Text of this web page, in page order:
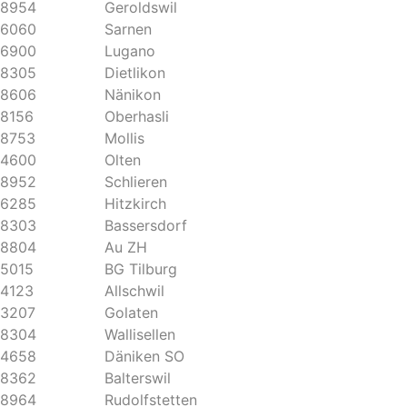
8954
Geroldswil
6060
Sarnen
6900
Lugano
8305
Dietlikon
8606
Nänikon
8156
Oberhasli
8753
Mollis
4600
Olten
8952
Schlieren
6285
Hitzkirch
8303
Bassersdorf
8804
Au ZH
5015
BG Tilburg
4123
Allschwil
3207
Golaten
8304
Wallisellen
4658
Däniken SO
8362
Balterswil
8964
Rudolfstetten